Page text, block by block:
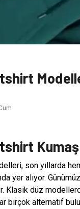
son yıllarda
yer alıyor.
Klasik düz
birçok alternatif